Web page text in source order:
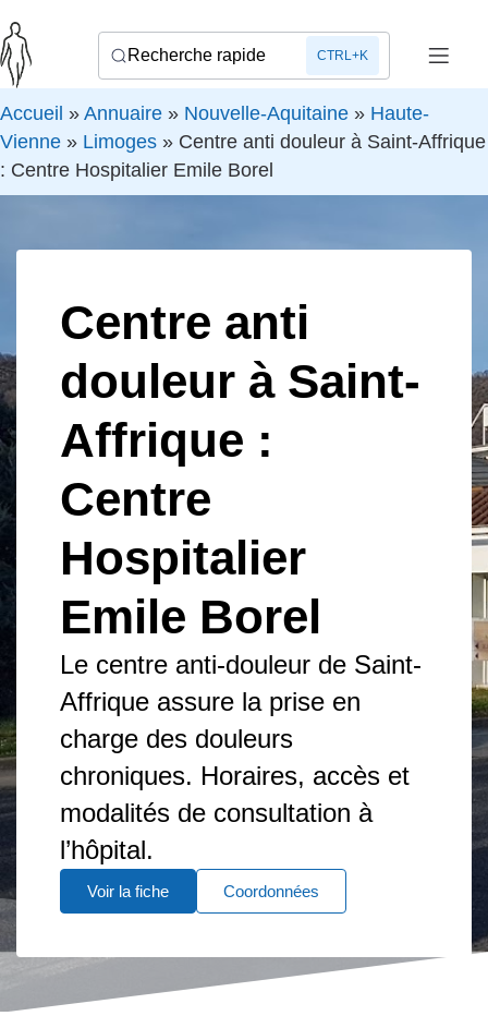
Recherche rapide CTRL+K
Accueil » Annuaire » Nouvelle-Aquitaine » Haute-
Vienne » Limoges » Centre anti douleur à Saint-Affrique
: Centre Hospitalier Emile Borel
Centre anti
douleur à Saint-
Affrique :
Centre
Hospitalier
Emile Borel
Le centre anti-douleur de Saint-
Affrique assure la prise en
charge des douleurs
chroniques. Horaires, accès et
modalités de consultation à
l’hôpital.
Voir la fiche Coordonnées